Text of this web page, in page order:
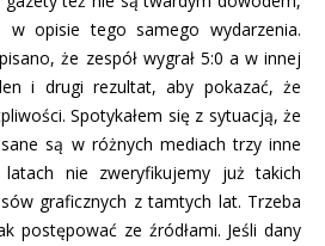
w opisie tego samego wydarzenia.
że zespół wygrał 5:0 a w innej
i drugi rezultat, aby pokazać, że
Spotykałem się z sytuacją, że
są w różnych mediach trzy inne
nie zweryfikujemy już takich
graficznych z tamtych lat. Trzeba
postępować ze źródłami. Jeśli dany